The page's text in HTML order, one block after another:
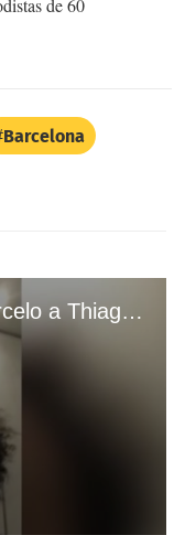
de 60
Barcelona
La tremenda broma de Marcelo a Thiago Silva en la concentración de Brasil